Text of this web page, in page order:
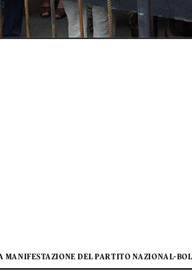
MANIFESTAZIONE DEL PARTITO NAZIONAL-